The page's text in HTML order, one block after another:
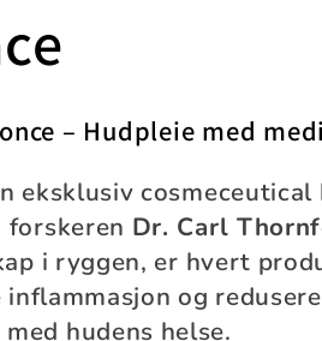
– Hudpleie med
eksklusiv
forskeren Dr. Carl
i ryggen, er hvert
og
hudens helse.